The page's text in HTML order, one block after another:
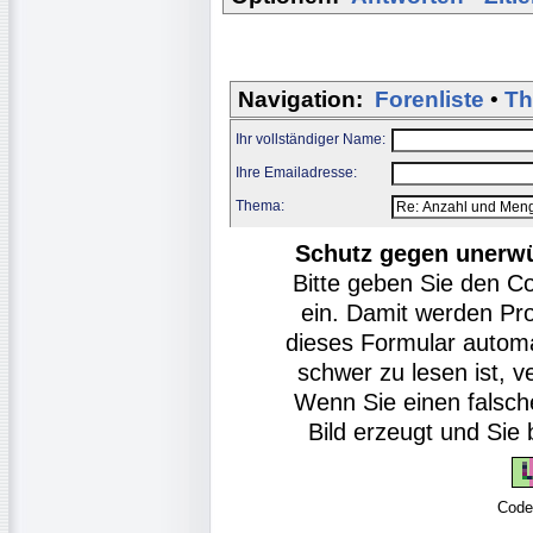
Navigation: Forenliste •
Ihr vollständiger Name:
Ihre Emailadresse:
Thema:
Schutz gegen
Bitte geben Sie den
ein. Damit werden
dieses Formular
schwer zu lesen ist,
Wenn Sie einen
Bild erzeugt und Sie